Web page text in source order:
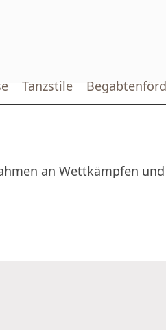
Tanzstile
an Wettkämpfen und